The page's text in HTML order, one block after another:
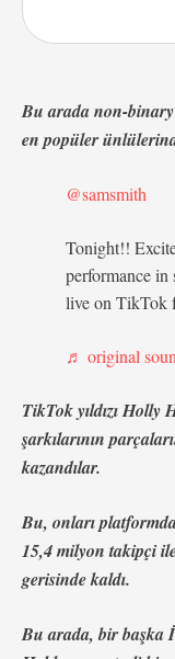
Bu arada non-binary
en popüler
@samsmith
Tonight!!
performance
live on TikTok
♬ original
TikTok yıldızı Holly
şarkılarının
kazandılar.
Bu, onları
15,4 milyon takipçi
gerisinde kaldı.
Bu arada, bir başka